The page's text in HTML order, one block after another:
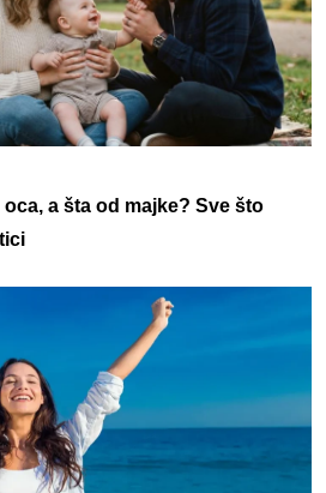
a šta od majke? Sve što